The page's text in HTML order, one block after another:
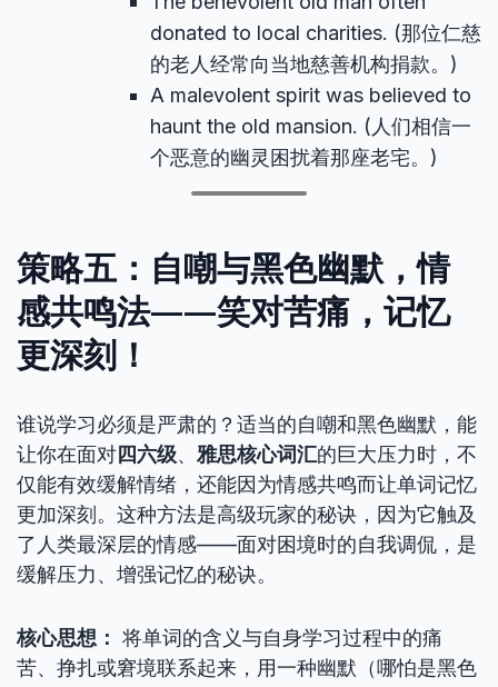
donated to local charities. (那位仁慈
的老人经常向当地慈善机构捐款。)
A malevolent spirit was believed to
haunt the old mansion. (人们相信一
个恶意的幽灵困扰着那座老宅。)
策略五：自嘲与黑色幽默，情
感共鸣法——笑对苦痛，记忆
更深刻！
谁说学习必须是严肃的？适当的自嘲和黑色幽默，能
让你在面对四六级、 雅思核心词汇的巨大压力时，不
仅能有效缓解情绪，还能因为情感共鸣而让单词记忆
更加深刻。这种方法是高级玩家的秘诀，因为它触及
了人类最深层的情感——面对困境时的自我调侃，是
缓解压力、增强记忆的秘诀。
核心思想： 将单词的含义与自身学习过程中的痛
苦、挣扎或窘境联系起来，用一种幽默（哪怕是黑色